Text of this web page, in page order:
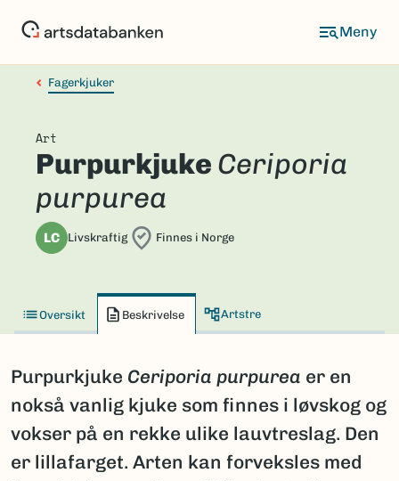
Fagerkjuker
Art
Purpurkjuke Ceriporia
purpurea
LC Livskraftig Finnes i Norge
Oversikt Beskrivelse Artstre
Purpurkjuke Ceriporia purpurea er en
nokså vanlig kjuke som finnes i løvskog og
vokser på en rekke ulike lauvtreslag. Den
er lillafarget. Arten kan forveksles med